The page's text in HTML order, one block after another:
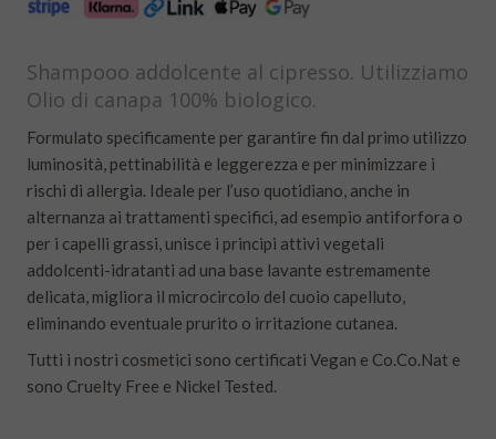
Shampooo addolcente al cipresso. Utilizziamo
Olio di canapa 100% biologico.
Formulato specificamente per garantire fin dal primo utilizzo
luminosità, pettinabilità e leggerezza e per minimizzare i
rischi di allergia. Ideale per l’uso quotidiano, anche in
alternanza ai trattamenti specifici, ad esempio antiforfora o
per i capelli grassi, unisce i principi attivi vegetali
addolcenti-idratanti ad una base lavante estremamente
delicata, migliora il microcircolo del cuoio capelluto,
eliminando eventuale prurito o irritazione cutanea.
Tutti i nostri cosmetici sono certificati Vegan e Co.Co.Nat e
sono Cruelty Free e Nickel Tested.